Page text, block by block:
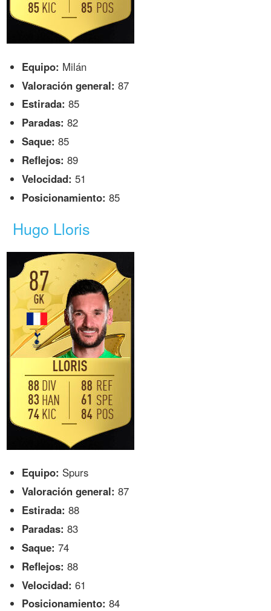
Equipo: Milán
Valoración general: 87
Estirada: 85
Paradas: 82
Saque: 85
Reflejos: 89
Velocidad: 51
Posicionamiento: 85
Hugo Lloris
Equipo: Spurs
Valoración general: 87
Estirada: 88
Paradas: 83
Saque: 74
Reflejos: 88
Velocidad: 61
Posicionamiento: 84